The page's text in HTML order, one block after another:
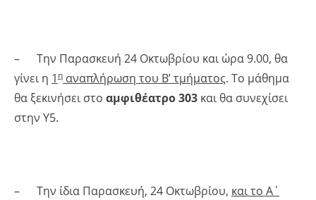
– Την Παρασκευή 24 Οκτωβρίου και ώρα 9.00, θα
γίνει η 1 η αναπλήρωση του Β’ τμήματος. Το μάθημα
θα ξεκινήσει στο αμφιθέατρο 303 και θα συνεχίσει
στην Υ5.
– Την ίδια Παρασκευή, 24 Οκτωβρίου, και το Α΄